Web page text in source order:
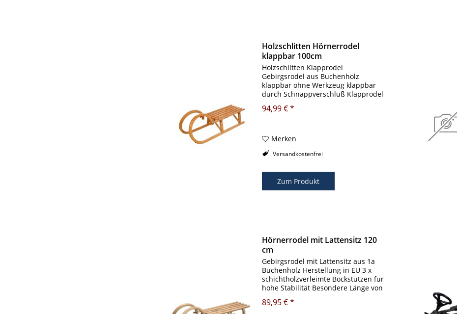
Holzschlitten Hörnerrodel
klappbar 100cm
Holzschlitten Klapprodel
Gebirgsrodel aus Buchenholz
klappbar ohne Werkzeug klappbar
durch Schnappverschluß Klapprodel
aus Buchenholz, TÜV&GS-geprüft
ohne Werkzeug klappbar
Buchenholz,...
94,99 € *
Merken
Versandkostenfrei
Zum Produkt
Hörnerrodel mit Lattensitz 120
cm
Gebirgsrodel mit Lattensitz aus 1a
Buchenholz Herstellung in EU 3 x
schichtholzverleimte Bockstützen für
hohe Stabilität Besondere Länge von
120 cm Sitzhöhe ca. 24 cm max.
Belastung von 120 kg
89,95 € *